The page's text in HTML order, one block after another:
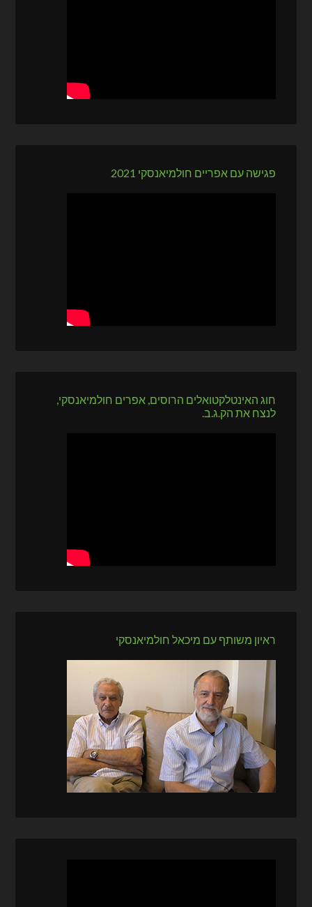
פגישה עם אפריים חולמיאנסקי 2021
חוג האינטלקטואלים הרוסים, אפרים חולמיאנסקי,
לנצח את הק.ג.ב.
ראיון משותף עם מיכאל חולמיאנסקי